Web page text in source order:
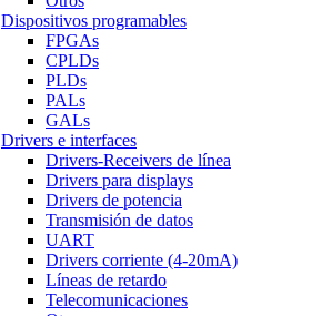
Dispositivos programables
FPGAs
CPLDs
PLDs
PALs
GALs
Drivers e interfaces
Drivers-Receivers de línea
Drivers para displays
Drivers de potencia
Transmisión de datos
UART
Drivers corriente (4-20mA)
Líneas de retardo
Telecomunicaciones